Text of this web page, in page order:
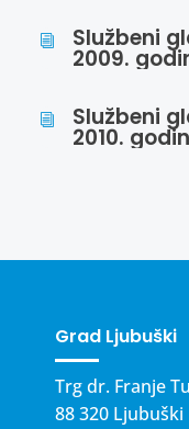
i Službeni
2009.
i Službeni
2010.
Grad Ljubuški
Trg dr. Franje
88 320 Ljubuški